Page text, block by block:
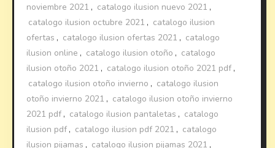
noviembre 2021 , catalogo ilusion nuevo 2021 ,
catalogo ilusion octubre 2021 , catalogo ilusion
ofertas , catalogo ilusion ofertas 2021 , catalogo
ilusion online , catalogo ilusion otoño , catalogo
ilusion otoño 2021 , catalogo ilusion otoño 2021 pdf ,
catalogo ilusion otoño invierno , catalogo ilusion
otoño invierno 2021 , catalogo ilusion otoño invierno
2021 pdf , catalogo ilusion pantaletas , catalogo
ilusion pdf , catalogo ilusion pdf 2021 , catalogo
ilusion pijamas , catalogo ilusion pijamas 2021 ,